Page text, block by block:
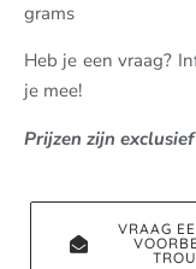
grams
Heb je een vraag?
je mee!
Prijzen zijn exclusief
VRAAG